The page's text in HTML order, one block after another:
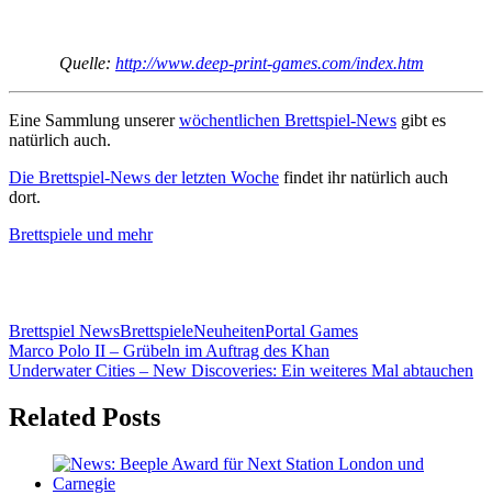
Quelle: http://www.deep-print-games.com/index.htm
Eine Sammlung unsererwöchentlichen Brettspiel-News gibt es
natürlich auch.
Die Brettspiel-News der letzten Woche findet ihr natürlich auch
dort.
Brettspiele und mehr
Brettspiel NewsBrettspieleNeuheitenPortal Games
Beitragsnavigation
Vorheriger
Beitrag:
Marco Polo II – Grübeln im Auftrag des Khan
Nächster
Underwater Cities – New Discoveries: Ein weiteres Mal abtauchen
Related Posts